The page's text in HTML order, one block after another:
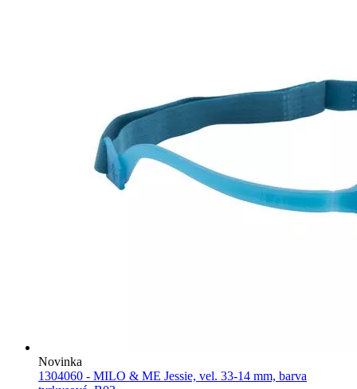
Novinka
1304060 - MILO & ME Jessie, vel. 33-14 mm, barva